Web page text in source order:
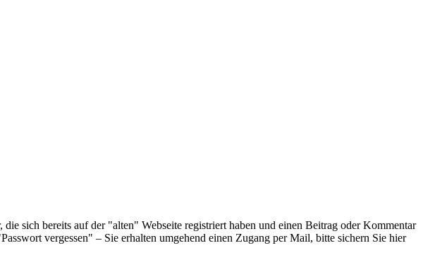
sich bereits auf der "alten" Webseite registriert haben und einen Beitrag oder Kommentar
vergessen" – Sie erhalten umgehend einen Zugang per Mail, bitte sichern Sie hier